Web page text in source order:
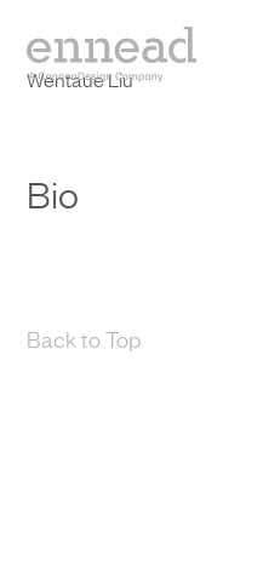
Wentaue Liu
Bio
Back to Top